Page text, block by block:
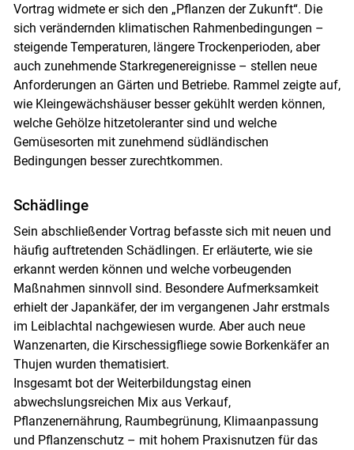
Vortrag widmete er sich den „Pflanzen der Zukunft“. Die
sich verändernden klimatischen Rahmenbedingungen –
steigende Temperaturen, längere Trockenperioden, aber
auch zunehmende Starkregenereignisse – stellen neue
Anforderungen an Gärten und Betriebe. Rammel zeigte auf,
wie Kleingewächshäuser besser gekühlt werden können,
welche Gehölze hitzetoleranter sind und welche
Gemüsesorten mit zunehmend südländischen
Bedingungen besser zurechtkommen.
Schädlinge
Sein abschließender Vortrag befasste sich mit neuen und
häufig auftretenden Schädlingen. Er erläuterte, wie sie
erkannt werden können und welche vorbeugenden
Maßnahmen sinnvoll sind. Besondere Aufmerksamkeit
erhielt der Japankäfer, der im vergangenen Jahr erstmals
im Leiblachtal nachgewiesen wurde. Aber auch neue
Wanzenarten, die Kirschessigfliege sowie Borkenkäfer an
Thujen wurden thematisiert.
Insgesamt bot der Weiterbildungstag einen
abwechslungsreichen Mix aus Verkauf,
Pflanzenernährung, Raumbegrünung, Klimaanpassung
und Pflanzenschutz – mit hohem Praxisnutzen für das